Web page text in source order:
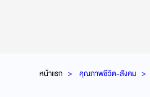
หน้าแรก คุณภาพชีวิต-สังคม